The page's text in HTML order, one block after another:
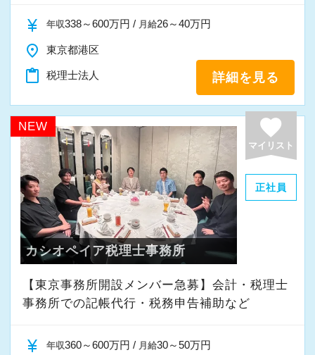
currency_yen 年収338～600万円 / 月給26～40万円
place 東京都港区
content_paste 税理士法人 詳細を見る
NEW favorite
マイリスト
正社員
カシオペイア税理士事務所
【東京事務所開設メンバー急募】会計・税理士
事務所での記帳代行・税務申告補助など
currency_yen 年収360～600万円 / 月給30～50万円